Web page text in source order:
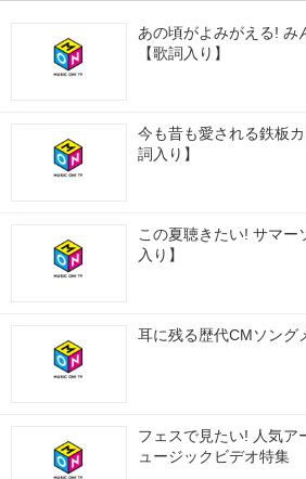
あの頃がよみがえる! み
【歌詞入り】
今も昔も愛される鉄板
詞入り】
この夏聴きたい! サマー
入り】
耳に残る歴代CMソング
フェスで見たい! 人気ア
ュージックビデオ特集